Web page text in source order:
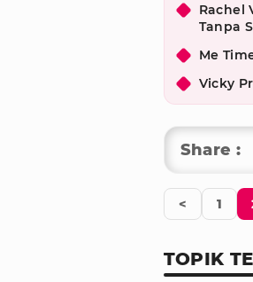
Rachel
Tanpa
Me
Vicky
Share :
< 1
TOPIK